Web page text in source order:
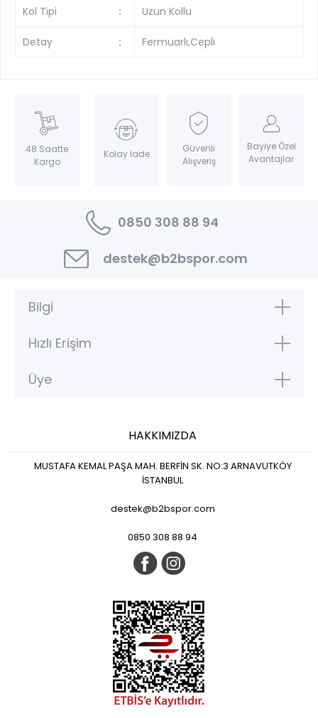
Kol Tipi : Uzun Kollu
Detay : Fermuarlı,Cepli
48 Saatte
Kargo
Kolay İade
Güvenli
Alışveriş
Bayiye Özel
Avantajlar
0850 308 88 94
destek@b2bspor.com
Bilgi
Hızlı Erişim
Üye
HAKKIMIZDA
MUSTAFA KEMAL PAŞA MAH. BERFİN SK. NO:3 ARNAVUTKÖY
İSTANBUL
destek@b2bspor.com
0850 308 88 94